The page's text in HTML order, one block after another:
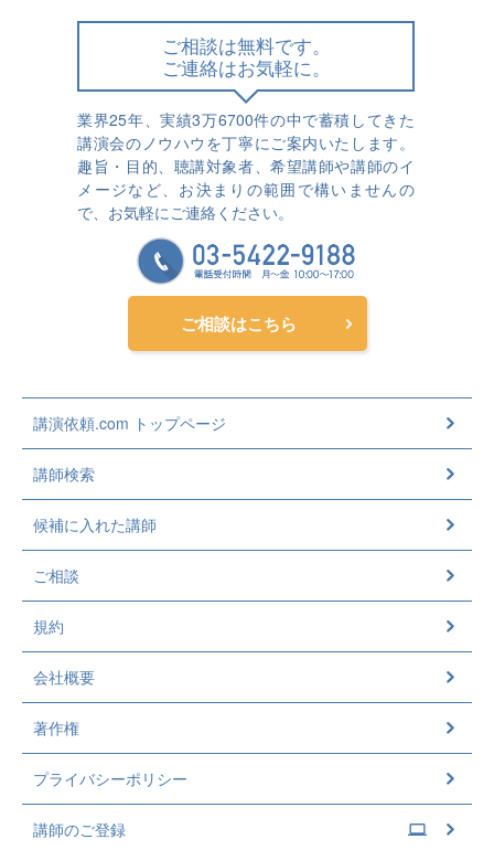
ご相談は無料です。
ご連絡はお気軽に。
業界25年、実績3万6700件の中で蓄積してきた
講演会のノウハウを丁寧にご案内いたします。
趣旨・目的、聴講対象者、希望講師や講師のイ
メージなど、お決まりの範囲で構いませんの
で、お気軽にご連絡ください。
ご相談はこちら
講演依頼.com トップページ
講師検索
候補に入れた講師
ご相談
規約
会社概要
著作権
プライバシーポリシー
講師のご登録